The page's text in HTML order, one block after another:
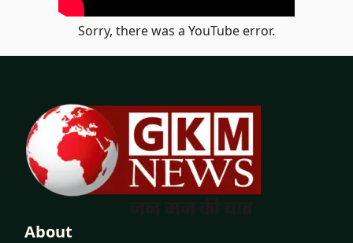
Sorry, there was a YouTube error.
About